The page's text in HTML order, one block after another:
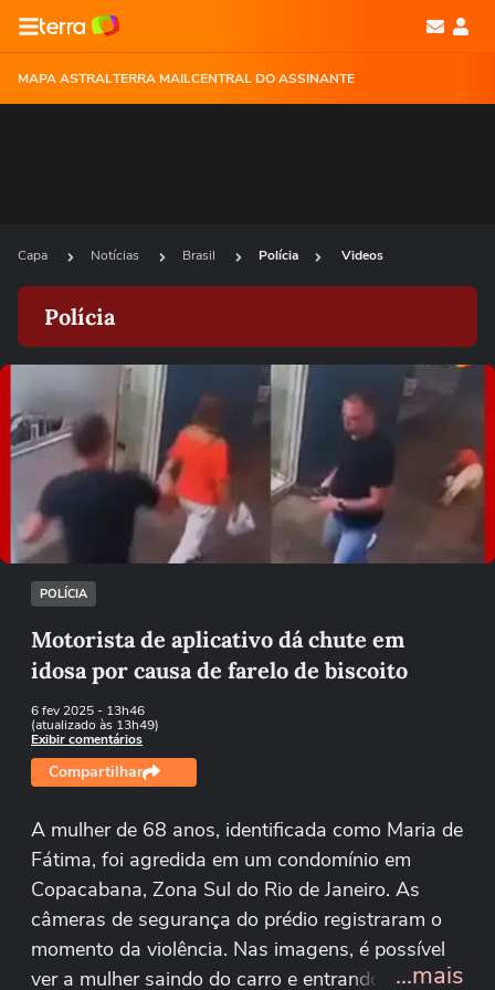
MAPA ASTRALTERRA MAILCENTRAL DO ASSINANTE
Capa Notícias Brasil Polícia Videos
Polícia
Ops!
Não foi possível reproduzir o vídeo
Tentar novamente
POLÍCIA
Motorista de aplicativo dá chute em
idosa por causa de farelo de biscoito
6 fev 2025- 13h46
(atualizado às 13h49)
Exibir comentários
Compartilhar
A mulher de 68 anos, identificada como Maria de
Fátima, foi agredida em um condomínio em
Copacabana, Zona Sul do Rio de Janeiro. As
câmeras de segurança do prédio registraram o
momento da violência. Nas imagens, é possível
ver a mulher saindo do carro e entrando no local.
...mais